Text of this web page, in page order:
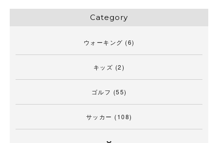
Category
ウォーキング (6)
キッズ (2)
ゴルフ (55)
サッカー (108)